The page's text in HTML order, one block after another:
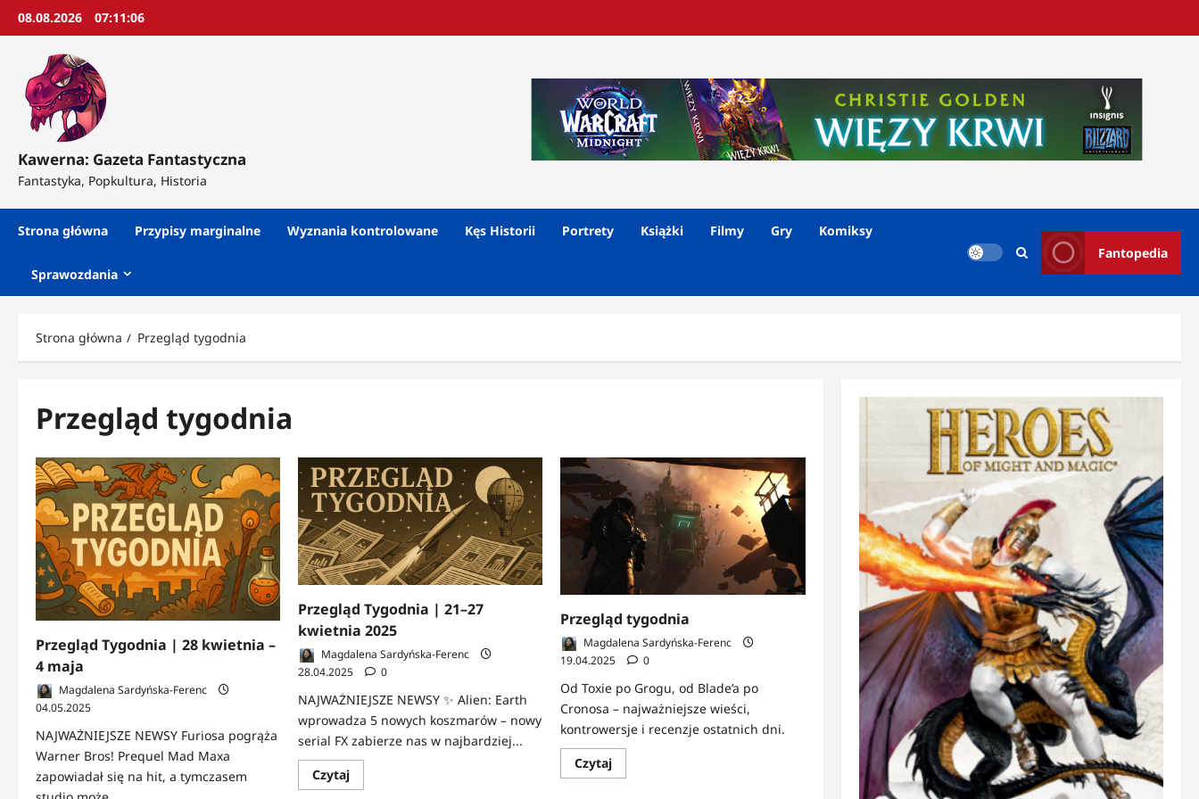
Przejdź
08.08.2026 07:11:08
Kawerna: Gazeta Fantastyczna
Fantastyka, Popkultura, Historia
Strona główna Przypisy marginalne Wyznania kontrolowane Kęs Historii Portrety Książki Filmy Gry Komiksy
Sprawozdania
Fantopedia
Strona główna Przegląd tygodnia
Przegląd tygodnia
Przegląd Tygodnia | 28 kwietnia –
4 maja
Magdalena Sardyńska-Ferenc
04.05.2025
NAJWAŻNIEJSZE NEWSY Furiosa pogrąża
Warner Bros! Prequel Mad Maxa
zapowiadał się na hit, a tymczasem
Przegląd Tygodnia | 21–27
kwietnia 2025
Magdalena Sardyńska-Ferenc
28.04.2025
0
NAJWAŻNIEJSZE NEWSY ✨ Alien: Earth
wprowadza 5 nowych koszmarów – nowy
serial FX zabierze nas w najbardziej...
CzytajDowiedz
się
Przegląd tygodnia
Magdalena Sardyńska-Ferenc
19.04.2025
0
Od Toxie po Grogu, od Blade’a po
Cronosa – najważniejsze wieści,
kontrowersje i recenzje ostatnich dni.
CzytajDowiedz
się